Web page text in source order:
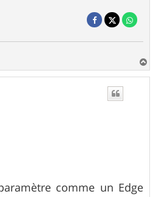
a
u
comme un Edge